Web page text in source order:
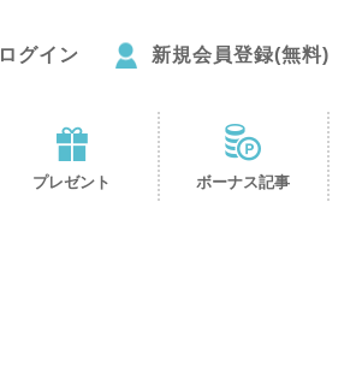
ログイン 新規会員登録(無料)
プレゼント ボーナス記事